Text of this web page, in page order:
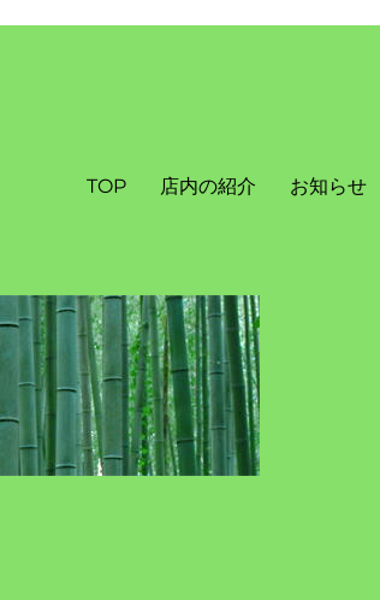
TOP 店内の紹介 お知らせ